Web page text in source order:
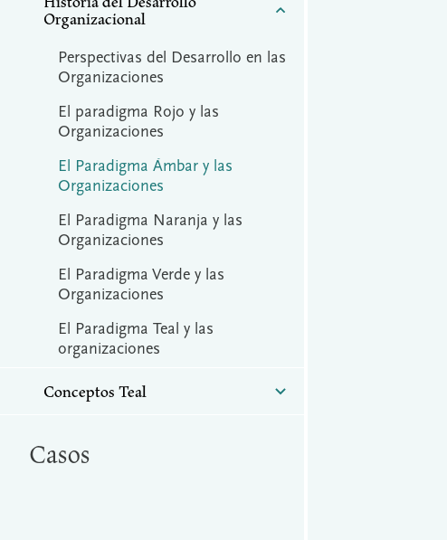
Organizacional
Perspectivas del Desarrollo en las
Organizaciones
El paradigma Rojo y las
Organizaciones
El Paradigma Ámbar y las
Organizaciones
El Paradigma Naranja y las
Organizaciones
El Paradigma Verde y las
Organizaciones
El Paradigma Teal y las
organizaciones
Conceptos Teal
Casos